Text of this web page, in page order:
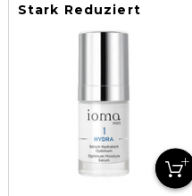
Stark Reduziert